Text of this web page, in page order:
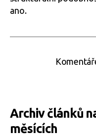
ano.
Archiv článků
měsících